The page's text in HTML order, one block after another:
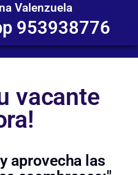
Valenzuela
953938776
vacante
aprovecha las